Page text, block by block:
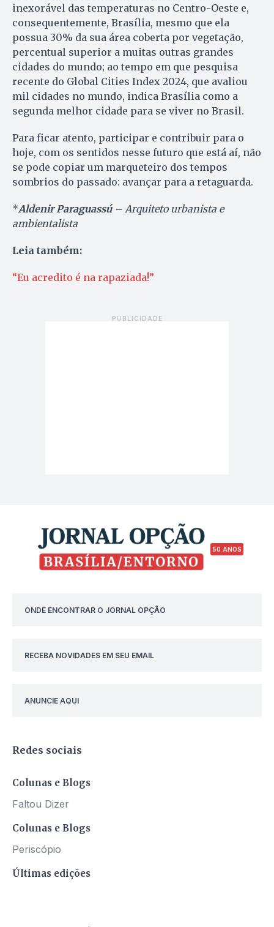
inexorável das temperaturas no Centro-Oeste e,
consequentemente, Brasília, mesmo que ela
possua 30% da sua área coberta por vegetação,
percentual superior a muitas outras grandes
cidades do mundo; ao tempo em que pesquisa
recente do Global Cities Index 2024, que avaliou
mil cidades no mundo, indica Brasília como a
segunda melhor cidade para se viver no Brasil.
Para ficar atento, participar e contribuir para o
hoje, com os sentidos nesse futuro que está aí, não
se pode copiar um marqueteiro dos tempos
sombrios do passado: avançar para a retaguarda.
*Aldenir Paraguassú – Arquiteto urbanista e
ambientalista
Leia também:
“Eu acredito é na rapaziada!”
50 ANOS
ONDE ENCONTRAR O JORNAL OPÇÃO
RECEBA NOVIDADES EM SEU EMAIL
ANUNCIE AQUI
Redes sociais
Colunas e Blogs
Faltou Dizer
Colunas e Blogs
Periscópio
Últimas edições